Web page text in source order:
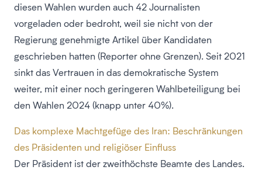
diesen Wahlen wurden auch 42 Journalisten
vorgeladen oder bedroht, weil sie nicht von der
Regierung genehmigte Artikel über Kandidaten
geschrieben hatten (Reporter ohne Grenzen). Seit 2021
sinkt das Vertrauen in das demokratische System
weiter, mit einer noch geringeren Wahlbeteiligung bei
den Wahlen 2024 (knapp unter 40%).
Das komplexe Machtgefüge des Iran: Beschränkungen
des Präsidenten und religiöser Einfluss
Der Präsident ist der zweithöchste Beamte des Landes.